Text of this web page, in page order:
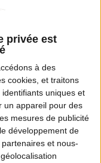
privée est
à des
cookies, et traitons
uniques et
un appareil pour des
mesures de publicité
développement de
et nous-
? Sur le
Ces
données
les
les
concrète
de la